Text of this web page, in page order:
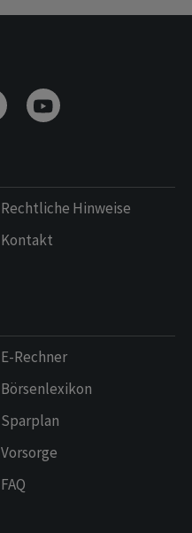
Rechtliche Hinweise
Kontakt
E-Rechner
Börsenlexikon
Sparplan
Vorsorge
FAQ